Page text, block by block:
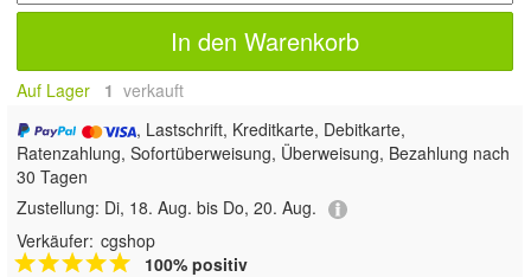
In den Warenkorb
Auf Lager 1 verkauft
, Lastschrift, Kreditkarte, Debitkarte,
Ratenzahlung, Sofortüberweisung, Überweisung, Bezahlung nach
30 Tagen
Zustellung: Di, 18. Aug. bis Do, 20. Aug.
Verkäufer: cgshop
100% positiv